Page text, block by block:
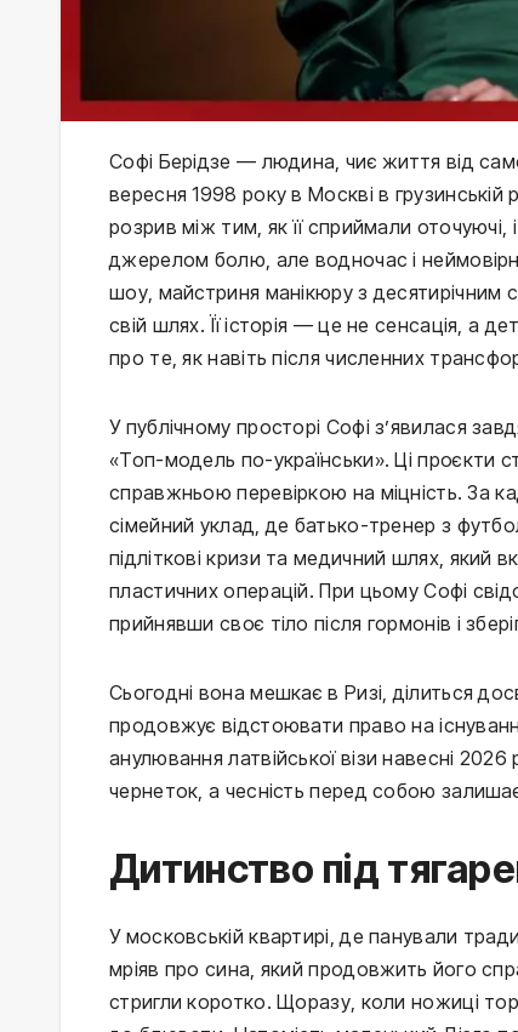
Софі Берідзе — людина, чиє життя від
вересня 1998 року в Москві в грузинській
розрив між тим, як її сприймали
джерелом болю, але водночас і
шоу, майстриня манікюру з десятирічним
свій шлях. Її історія — це не сенсація, а
про те, як навіть після численних
У публічному просторі Софі з’явилася
«Топ-модель по-українськи». Ці проєкти
справжньою перевіркою на міцність. За
сімейний уклад, де батько-тренер з
підліткові кризи та медичний шлях, який
пластичних операцій. При цьому Софі
прийнявши своє тіло після гормонів і
Сьогодні вона мешкає в Ризі, ділиться
продовжує відстоювати право на
анулювання латвійської візи навесні
чернеток, а чесність перед собою
Дитинство під
У московській квартирі, де панували
мріяв про сина, який продовжить його
стригли коротко. Щоразу, коли ножиці